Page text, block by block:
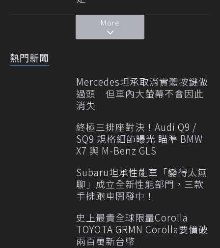
More
熱門新聞
Mercedes坦承取消實體按鍵做
過頭 但車內大螢幕不會因此
消失
終極三排座對決！Audi Q9 /
SQ9 規格細節曝光 瞄準 BMW
X7 與 M-Benz GLS
Subaru坦承性能車「變得太無
聊」成立全新性能部門，三款
手排跑車開發中！
史上最貴全球限量Corolla
TOYOTA GRMN Corolla要價破
兩百萬新台幣